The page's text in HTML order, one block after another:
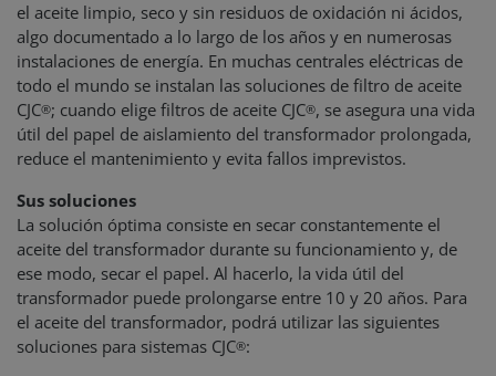
el aceite limpio, seco y sin residuos de oxidación ni ácidos,
algo documentado a lo largo de los años y en numerosas
instalaciones de energía. En muchas centrales eléctricas de
todo el mundo se instalan las soluciones de filtro de aceite
CJC®; cuando elige filtros de aceite CJC®, se asegura una vida
útil del papel de aislamiento del transformador prolongada,
reduce el mantenimiento y evita fallos imprevistos.
Sus soluciones
La solución óptima consiste en secar constantemente el
aceite del transformador durante su funcionamiento y, de
ese modo, secar el papel. Al hacerlo, la vida útil del
transformador puede prolongarse entre 10 y 20 años. Para
el aceite del transformador, podrá utilizar las siguientes
soluciones para sistemas CJC®: